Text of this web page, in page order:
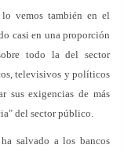
lo vemos también en el
casi en una proporción
todo la del sector
televisivos y políticos
sus exigencias de más
del sector público.
salvado a los bancos